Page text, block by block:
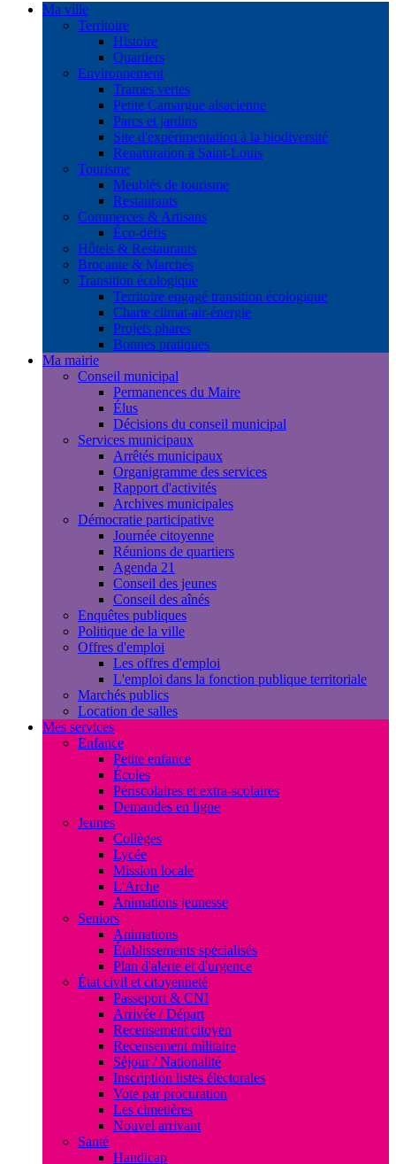
Ma ville
Territoire
Histoire
Quartiers
Environnement
Trames vertes
Petite Camargue alsacienne
Parcs et jardins
Site d'expérimentation à la biodiversité
Renaturation à Saint-Louis
Tourisme
Meublés de tourisme
Restaurants
Commerces & Artisans
Éco-défis
Hôtels & Restaurants
Brocante & Marchés
Transition écologique
Territoire engagé transition écologique
Charte climat-air-énergie
Projets phares
Bonnes pratiques
Ma mairie
Conseil municipal
Permanences du Maire
Élus
Décisions du conseil municipal
Services municipaux
Arrêtés municipaux
Organigramme des services
Rapport d'activités
Archives municipales
Démocratie participative
Journée citoyenne
Réunions de quartiers
Agenda 21
Conseil des jeunes
Conseil des aînés
Enquêtes publiques
Politique de la ville
Offres d'emploi
Les offres d'emploi
L'emploi dans la fonction publique territoriale
Marchés publics
Location de salles
Mes services
Enfance
Petite enfance
Écoles
Périscolaires et extra-scolaires
Demandes en ligne
Jeunes
Collèges
Lycée
Mission locale
L'Arche
Animations jeunesse
Seniors
Animations
Établissements spécialisés
Plan d'alerte et d'urgence
État civil et citoyenneté
Passeport & CNI
Arrivée / Départ
Recensement citoyen
Recensement militaire
Séjour / Nationalité
Inscription listes électorales
Vote par procuration
Les cimetières
Nouvel arrivant
Santé
Handicap